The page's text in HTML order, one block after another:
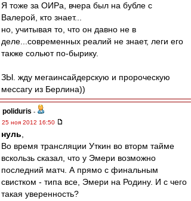
Я тоже за ОИРа, вчера был на бубле с
Валерой, кто знает...
но, учитывая то, что он давно не в
деле...современных реалий не знает, леги его
также сольют по-бырику.
ЗЫ. жду мегаинсайдерскую и пророческую
мессагу из Берлина))
poliduris -
25 ноя 2012 16:50
нуль
Во время трансляции Уткин во вторм тайме
вскользь сказал, что у Эмери возможно
последний матч. А прямо с финальным
свистком - типа все, Эмери на Родину. И с чего
такая уверенность?